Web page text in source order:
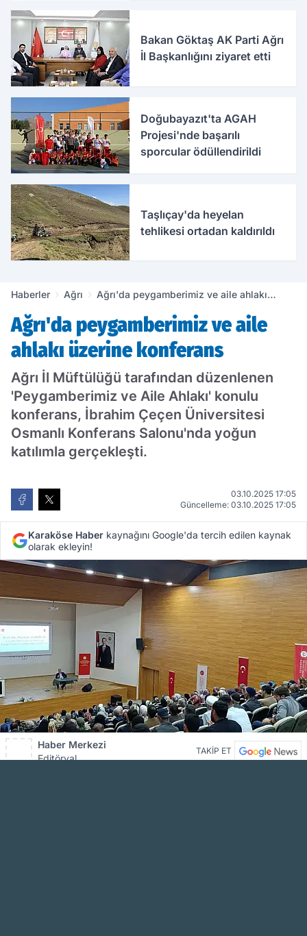
Bakan Göktaş AK Parti Ağrı
İl Başkanlığını ziyaret etti
Doğubayazıt'ta AGAH
Projesi'nde başarılı
sporcular ödüllendirildi
Taşlıçay'da heyelan
tehlikesi ortadan kaldırıldı
Haberler Ağrı
Ağrı'da peygamberimiz ve aile ahlakı
Ağrı'da peygamberimiz ve aile
ahlakı üzerine konferans
Ağrı İl Müftülüğü tarafından düzenlenen
'Peygamberimiz ve Aile Ahlakı' konulu
konferans, İbrahim Çeçen Üniversitesi
Osmanlı Konferans Salonu'nda yoğun
katılımla gerçekleşti.
03.10.2025 17:05
Güncelleme: 03.10.2025 17:05
Karaköse Haber kaynağını Google'da tercih edilen kaynak
olarak ekleyin!
Haber Merkezi
Editöryal
TAKİP ET